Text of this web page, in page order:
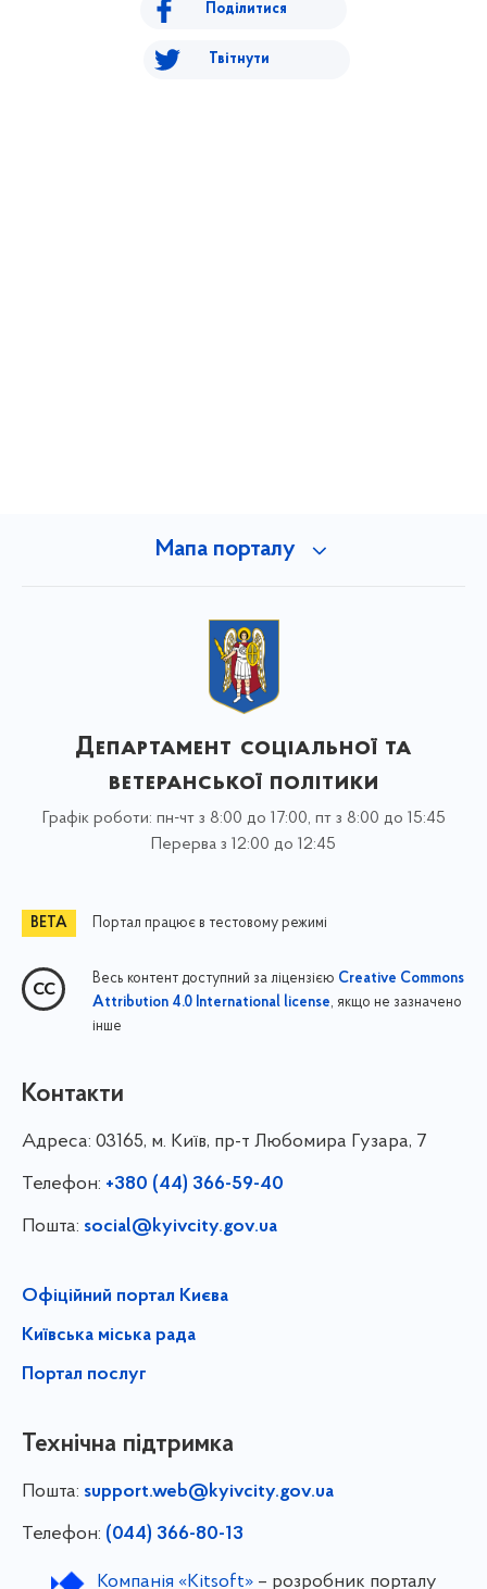
Поділитися
Твітнути
Мапа порталу
Департамент соціальної та
ветеранської політики
Графік роботи: пн-чт з 8:00 до 17:00, пт з 8:00 до 15:45
Перерва з 12:00 до 12:45
Портал працює в тестовому режимі
Весь контент доступний за ліцензією Creative Commons
Attribution 4.0 International license, якщо не зазначено
інше
Контакти
Адреса: 03165, м. Київ, пр-т Любомира Гузара, 7
Телефон: +380 (44) 366-59-40
Пошта: social@kyivcity.gov.ua
Офіційний портал Києва
Київська міська рада
Портал послуг
Технічна підтримка
Пошта: support.web@kyivcity.gov.ua
Телефон: (044) 366-80-13
Компанія «Kitsoft»– розробник порталу